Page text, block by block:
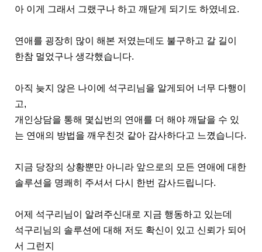
아 이게 그래서 그랬구나 하고 깨닫게 되기도 하였네요.
연애를 굉장히 많이 해본 저였는데도 불구하고 갈 길이
한참 멀었구나 생각했습니다.
아직 늦지 않은 나이에 석구리님을 알게되어 너무 다행이
고,
개인상담을 통해 몇십번의 연애를 더 해야 깨달을 수 있
는 연애의 방법을 깨우친것 같아 감사하다고 느꼈습니다.
지금 당장의 상황뿐만 아니라 앞으로의 모든 연애에 대한
솔루션을 명쾌히 주셔서 다시 한번 감사드립니다.
어제 석구리님이 알려주신대로 지금 행동하고 있는데
석구리님의 솔루션에 대해 저도 확신이 있고 신뢰가 되어
서 그런지